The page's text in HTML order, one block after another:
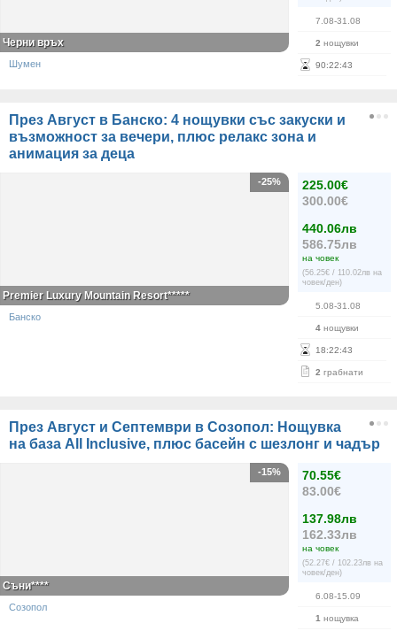
7.08-31.08
2 нощувки
90:22:43
Черни връх
Шумен
През Август в Банско: 4 нощувки със закуски и
възможност за вечери, плюс релакс зона и
анимация за деца
225.00€
300.00€
440.06лв
586.75лв
на човек
(56.25€ / 110.02лв на
човек/ден)
5.08-31.08
4 нощувки
18:22:43
2 грабнати
-25%
Premier Luxury Mountain Resort*****
Банско
През Август и Септември в Созопол: Нощувка
на база All Inclusive, плюс басейн с шезлонг и чадър
70.55€
83.00€
137.98лв
162.33лв
на човек
(52.27€ / 102.23лв на
човек/ден)
6.08-15.09
1 нощувка
-15%
Съни****
Созопол